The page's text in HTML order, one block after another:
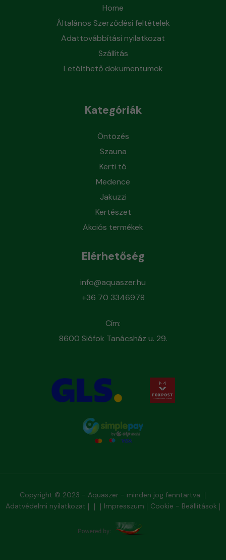
Home
Általános Szerződési feltételek
Adattovábbítási nyilatkozat
Szállítás
Letölthető dokumentumok
Kategóriák
Öntözés
Szauna
Kerti tó
Medence
Jakuzzi
Kertészet
Akciós termékek
Elérhetőség
info@aquaszer.hu
+36 70 3346978
Cím:
8600 Siófok Tanácsház u. 29.
Copyright © 2023 - Aquaszer - minden jog fenntartva
Adatvédelmi nyilatkozat
Impresszum Cookie - Beállítások